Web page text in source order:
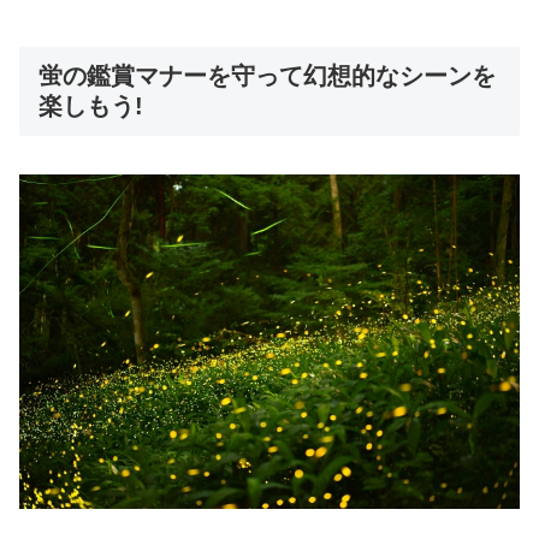
蛍の鑑賞マナーを守って幻想的なシーンを
楽しもう!